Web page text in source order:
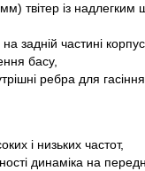
твітер із надлегким
задній частині
басу,
ребра для
і низьких частот,
динаміка на